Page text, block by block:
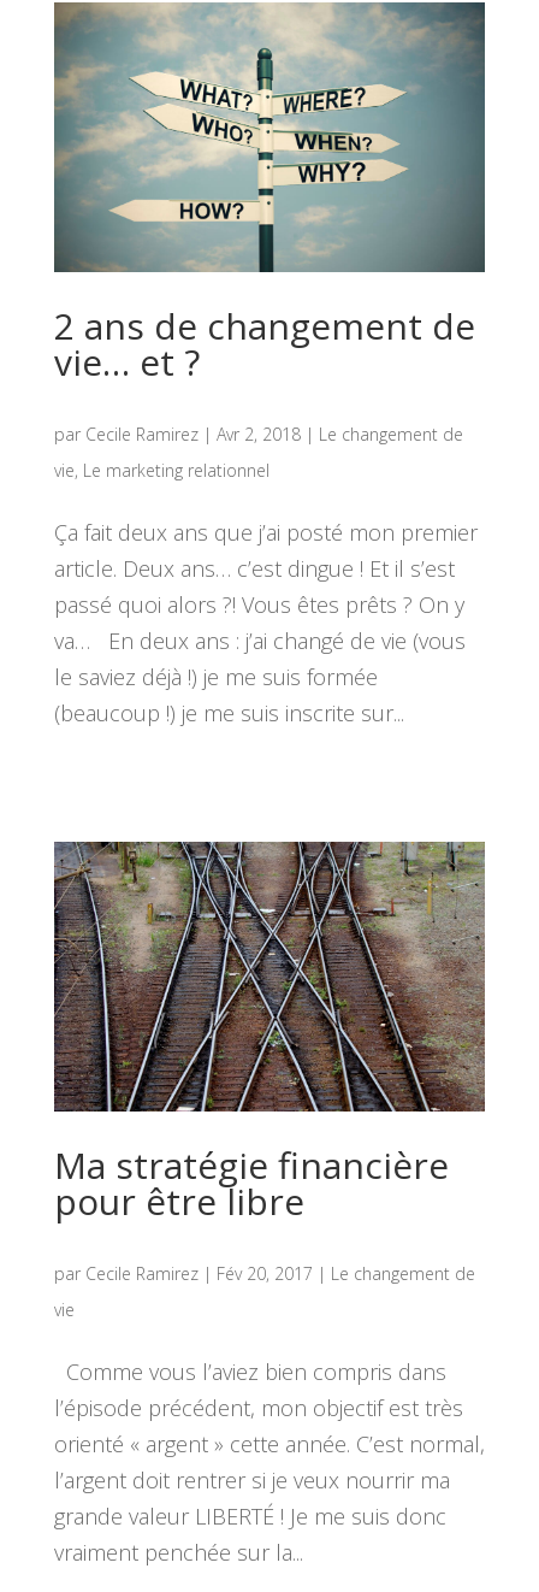
2 ans de changement de
vie… et ?
par Cecile Ramirez| Avr 2, 2018| Le changement de
vie, Le marketing relationnel
Ça fait deux ans que j’ai posté mon premier
article. Deux ans… c’est dingue ! Et il s’est
passé quoi alors ?! Vous êtes prêts ? On y
va… En deux ans : j’ai changé de vie (vous
le saviez déjà !) je me suis formée
(beaucoup !) je me suis inscrite sur...
Ma stratégie financière
pour être libre
par Cecile Ramirez| Fév 20, 2017 | Le changement de
vie
Comme vous l’aviez bien compris dans
l’épisode précédent, mon objectif est très
orienté « argent » cette année. C’est normal,
l’argent doit rentrer si je veux nourrir ma
grande valeur LIBERTÉ ! Je me suis donc
vraiment penchée sur la...